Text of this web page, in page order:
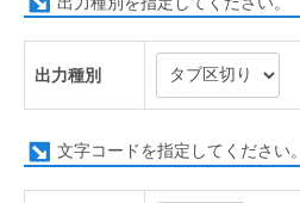
出力種別
文字コードを指定してください。